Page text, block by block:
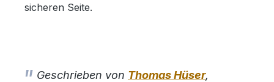
sicheren Seite.
Geschrieben von Thomas Hüser,